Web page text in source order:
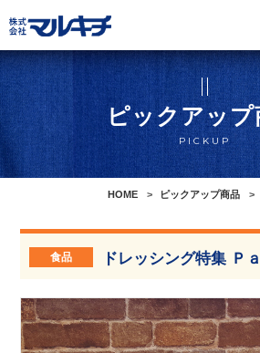
ピックアップ
PICKUP
HOME ピックアップ商品
食品 ドレッシング特集 Ｐ